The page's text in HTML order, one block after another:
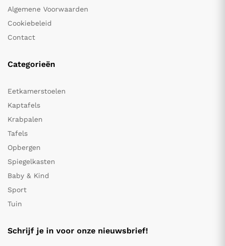
Algemene Voorwaarden
Cookiebeleid
Contact
Categorieën
Eetkamerstoelen
Kaptafels
Krabpalen
Tafels
Opbergen
Spiegelkasten
Baby & Kind
Sport
Tuin
Schrijf je in voor onze nieuwsbrief!